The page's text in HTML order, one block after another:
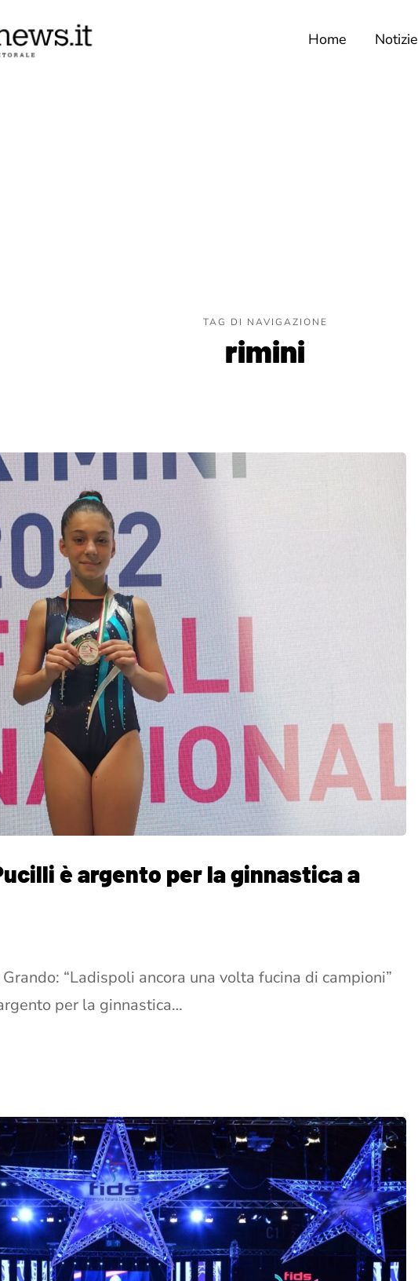
Home Notizie
TAG DI NAVIGAZIONE
rimini
è argento per la ginnastica a
“Ladispoli ancora una volta fucina di campioni”
per la ginnastica…